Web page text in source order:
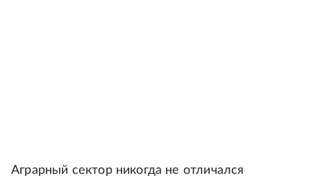
Аграрный сектор никогда не отличался